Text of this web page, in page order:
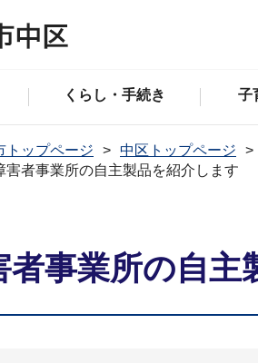
くらし・手続き 子
トップページ 中区トップページ
害者事業所の自主製品を紹介します
者事業所の自主